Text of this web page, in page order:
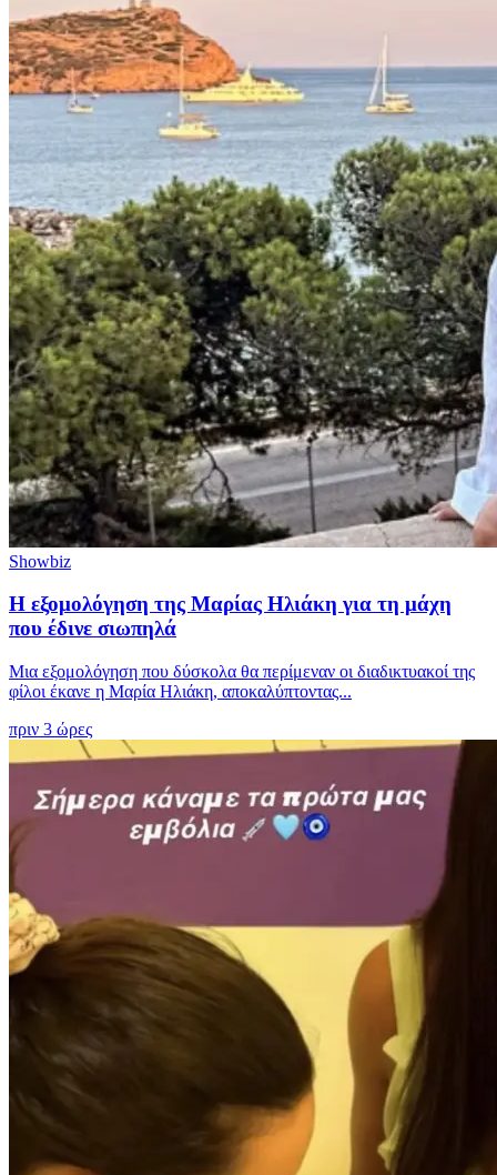
Showbiz
Η εξομολόγηση της Μαρίας Ηλιάκη για τη μάχη
που έδινε σιωπηλά
Μια εξομολόγηση που δύσκολα θα περίμεναν οι διαδικτυακοί της
φίλοι έκανε η Μαρία Ηλιάκη, αποκαλύπτοντας...
πριν 3 ώρες